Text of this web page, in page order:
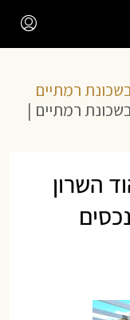
רמתיים
רמתיים |
השרון